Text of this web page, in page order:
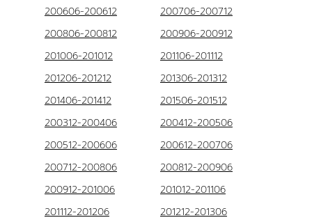
200606-200612
200706-200712
200806-200812
200906-200912
201006-201012
201106-201112
201206-201212
201306-201312
201406-201412
201506-201512
200312-200406
200412-200506
200512-200606
200612-200706
200712-200806
200812-200906
200912-201006
201012-201106
201112-201206
201212-201306